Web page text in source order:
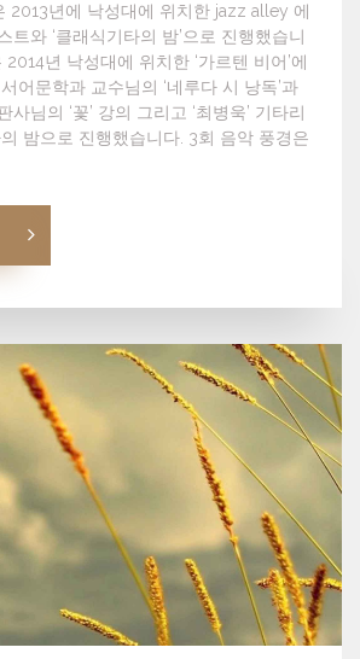
2013년에 낙성대에 위치한 jazz alley 에
트와 ‘클래식기타의 밤’으로 진행했습니
년 낙성대에 위치한 ‘가르텐 비어’에
어문학과 교수님의 ‘네루다 시 낭독’과
사님의 ‘꽃’ 강의 그리고 ‘최병욱’ 기타리
밤으로 진행했습니다. 3회 음악 풍경은